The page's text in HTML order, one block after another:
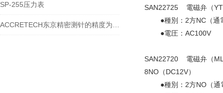
SP-255压力表
SAN22725 電磁弁（
●種別：2方NC（通
●電圧：AC100V
SAN22720 電磁弁（
8NO（DC12V）
●種別：2方NO（通